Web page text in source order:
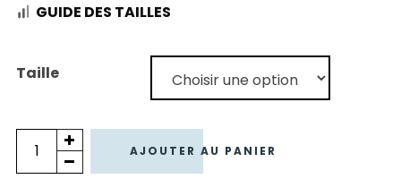
GUIDE DES TAILLES
Taille
quantité
de
AJOUTER AU PANIER